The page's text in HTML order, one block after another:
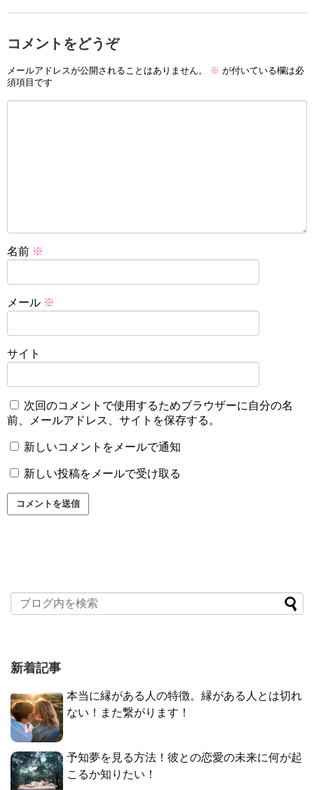
コメントをどうぞ
メールアドレスが公開されることはありません。 ※ が付いている欄は必
須項目です
名前 ※
メール ※
サイト
次回のコメントで使用するためブラウザーに自分の名
前、メールアドレス、サイトを保存する。
新しいコメントをメールで通知
新しい投稿をメールで受け取る
新着記事
本当に縁がある人の特徴。縁がある人とは切れ
ない！また繋がります！
予知夢を見る方法！彼との恋愛の未来に何が起
こるか知りたい！